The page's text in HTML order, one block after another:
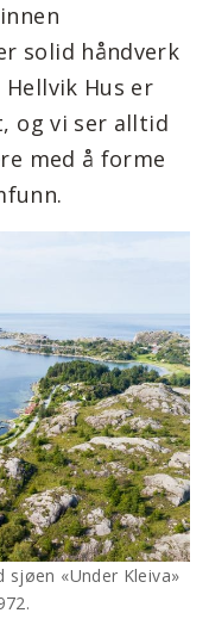
solid håndverk
Hus er
og vi ser alltid
med å forme
sjøen «Under Kleiva»